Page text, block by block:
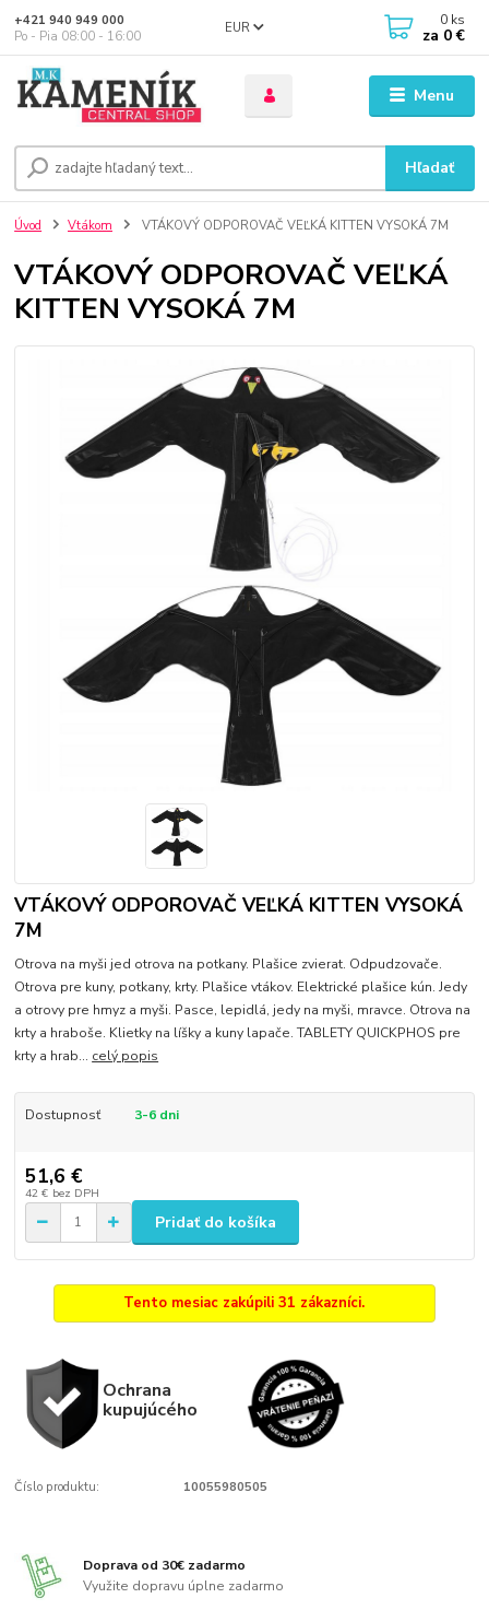
Menu
EUR
Hľadať
+421 940 949 000
Po - Pia 08:00 - 16:00
0 ks
za 0 €
Úvod Vtákom VTÁKOVÝ ODPOROVAČ VEĽKÁ KITTEN VYSOKÁ 7M
VTÁKOVÝ ODPOROVAČ VEĽKÁ
KITTEN VYSOKÁ 7M
VTÁKOVÝ ODPOROVAČ VEĽKÁ KITTEN VYSOKÁ
7M
Otrova na myši jed otrova na potkany. Plašice zvierat. Odpudzovače.
Otrova pre kuny, potkany, krty. Plašice vtákov. Elektrické plašice kún. Jedy
a otrovy pre hmyz a myši. Pasce, lepidlá, jedy na myši, mravce. Otrova na
krty a hraboše. Klietky na líšky a kuny lapače. TABLETY QUICKPHOS pre
krty a hrab... celý popis
Dostupnosť 3-6 dni
51,6 €
42 € bez DPH
Pridať do košíka
Tento mesiac zakúpili 31 zákazníci.
Ochrana
kupujúcého
Číslo produktu: 10055980505
Doprava od 30€ zadarmo
Využite dopravu úplne zadarmo